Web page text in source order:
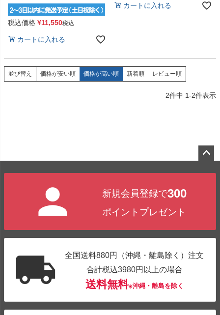
税込価格 ¥11,550税込
カートに入れる
カートに入れる
並び替え 価格が安い順 価格が高い順 新着順 レビュー順
2件中 1-2件表示
新規会員登録で300
ポイントプレゼント
全国送料880円（沖縄・離島除く）注文
合計税込3980円以上の場合
送料無料※沖縄・離島を除く